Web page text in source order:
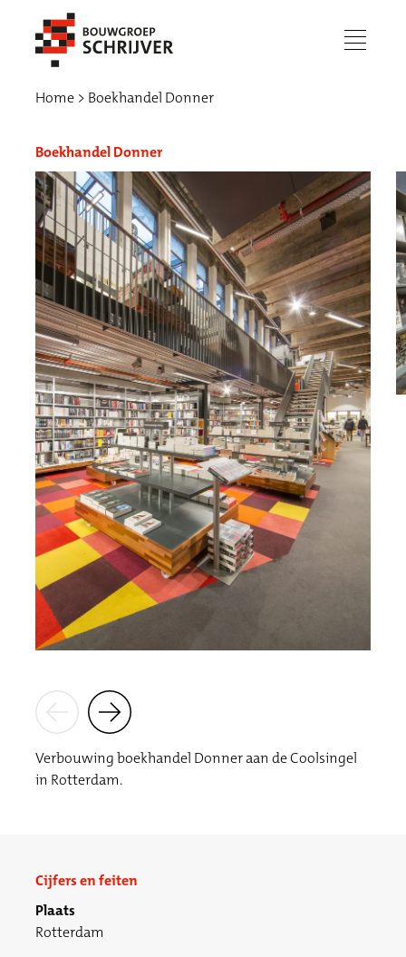
menu
Werken bij
Home Boekhandel Donner
Boekhandel Donner
Verbouwing boekhandel Donner aan de Coolsingel
in Rotterdam.
Cijfers en feiten
Plaats
Rotterdam